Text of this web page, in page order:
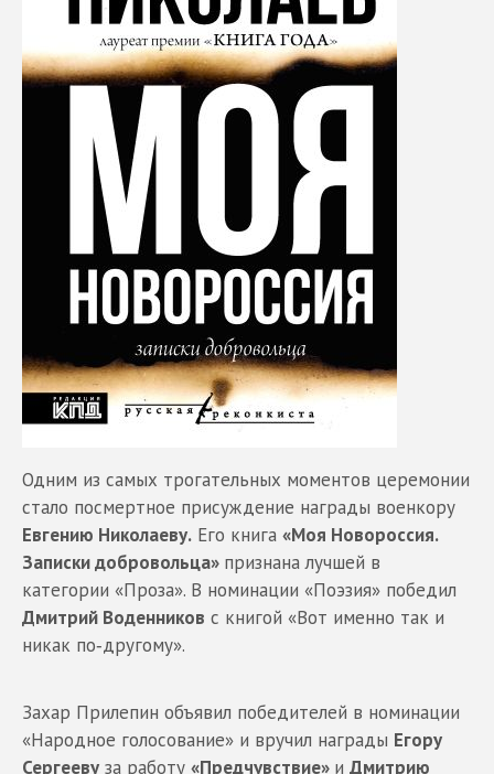
Одним из самых трогательных моментов церемонии
стало посмертное присуждение награды военкору
Евгению Николаеву. Его книга «Моя Новороссия.
Записки добровольца» признана лучшей в
категории «Проза». В номинации «Поэзия» победил
Дмитрий Воденников с книгой «Вот именно так и
никак по‑другому».
Захар Прилепин объявил победителей в номинации
«Народное голосование» и вручил награды Егору
Сергееву за работу «Предчувствие» и Дмитрию